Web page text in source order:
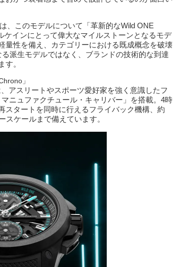
、このモデルについて「革新的なWild ONE
ケインにとって偉大なマイルストーンとなるモデ
量性を備え、カテゴリーにおける既成概念を破壊
派生モデルではなく、ブランドの技術的な到達
す。
」
アスリートやスポーツ愛好家を強く意識したフ
ニュファクチュール・キャリバー」を搭載。4時
スタートを同時に行えるフライバック機構、約
ケールまで備えています。